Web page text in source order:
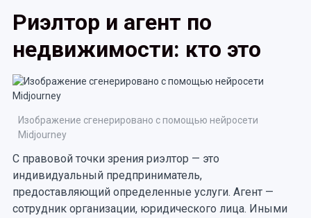
Риэлтор и агент по
недвижимости: кто это
Изображение сгенерировано с помощью нейросети
Midjourney
С правовой точки зрения риэлтор — это
индивидуальный предприниматель,
предоставляющий определенные услуги. Агент —
сотрудник организации, юридического лица. Иными